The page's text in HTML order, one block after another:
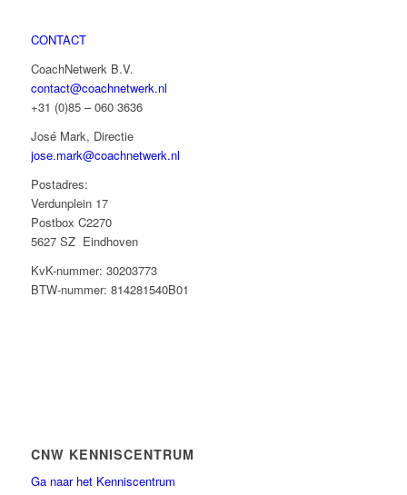
CONTACT
CoachNetwerk B.V.
contact@coachnetwerk.nl
+31 (0)85 – 060 3636
José Mark, Directie
jose.mark@coachnetwerk.nl
Postadres:
Verdunplein 17
Postbox C2270
5627 SZ Eindhoven
KvK-nummer: 30203773
BTW-nummer: 814281540B01
CNW KENNISCENTRUM
Ga naar het Kenniscentrum